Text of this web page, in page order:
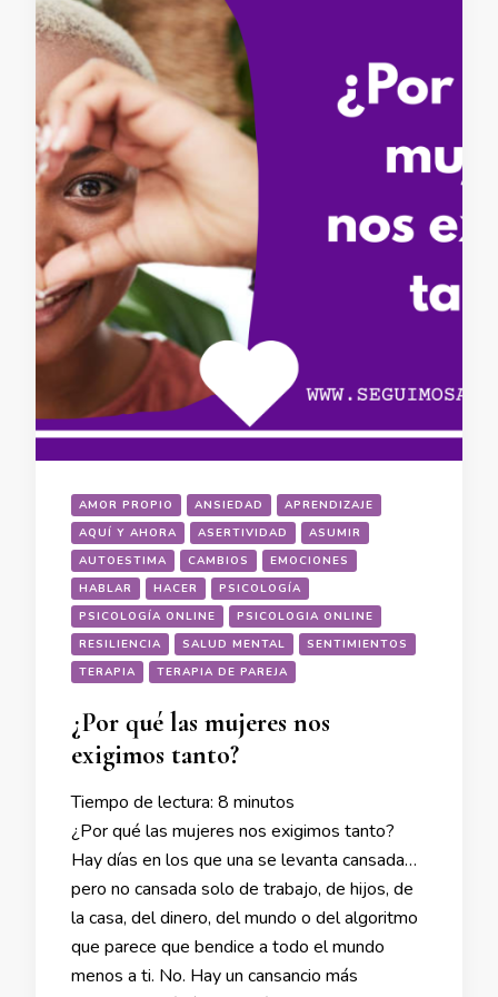
AMOR PROPIO ANSIEDAD
APRENDIZAJE
AQUÍ Y AHORA
ASERTIVIDAD
ASUMIR
AUTOESTIMA
CAMBIOS
EMOCIONES
HABLAR
HACER
PSICOLOGÍA
PSICOLOGÍA ONLINE
PSICOLOGIA ONLINE
RESILIENCIA
SALUD MENTAL
SENTIMIENTOS
TERAPIA
TERAPIA DE PAREJA
¿Por qué las mujeres nos
exigimos tanto?
Tiempo de lectura: 8 minutos
¿Por qué las mujeres nos exigimos tanto?
Hay días en los que una se levanta cansada…
pero no cansada solo de trabajo, de hijos, de
la casa, del dinero, del mundo o del algoritmo
que parece que bendice a todo el mundo
menos a ti. No. Hay un cansancio más